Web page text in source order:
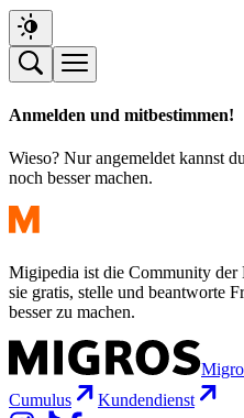
Anmelden und mitbestimmen!
Wieso? Nur angemeldet kannst
noch besser machen.
Migipedia ist die Community der
sie gratis, stelle und beantworte
besser zu machen.
Cumulus
Kundendienst